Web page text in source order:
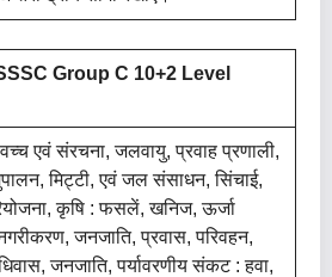
Group C 10+2 Level
एवं संरचना, जलवायु, प्रवाह प्रणाली,
मिट्टी, एवं जल संसाधन, सिंचाई,
कृषि : फसलें, खनिज, ऊर्जा
जनजाति, प्रवास, परिवहन,
जनजाति, पर्यावरणीय संकट : हवा,